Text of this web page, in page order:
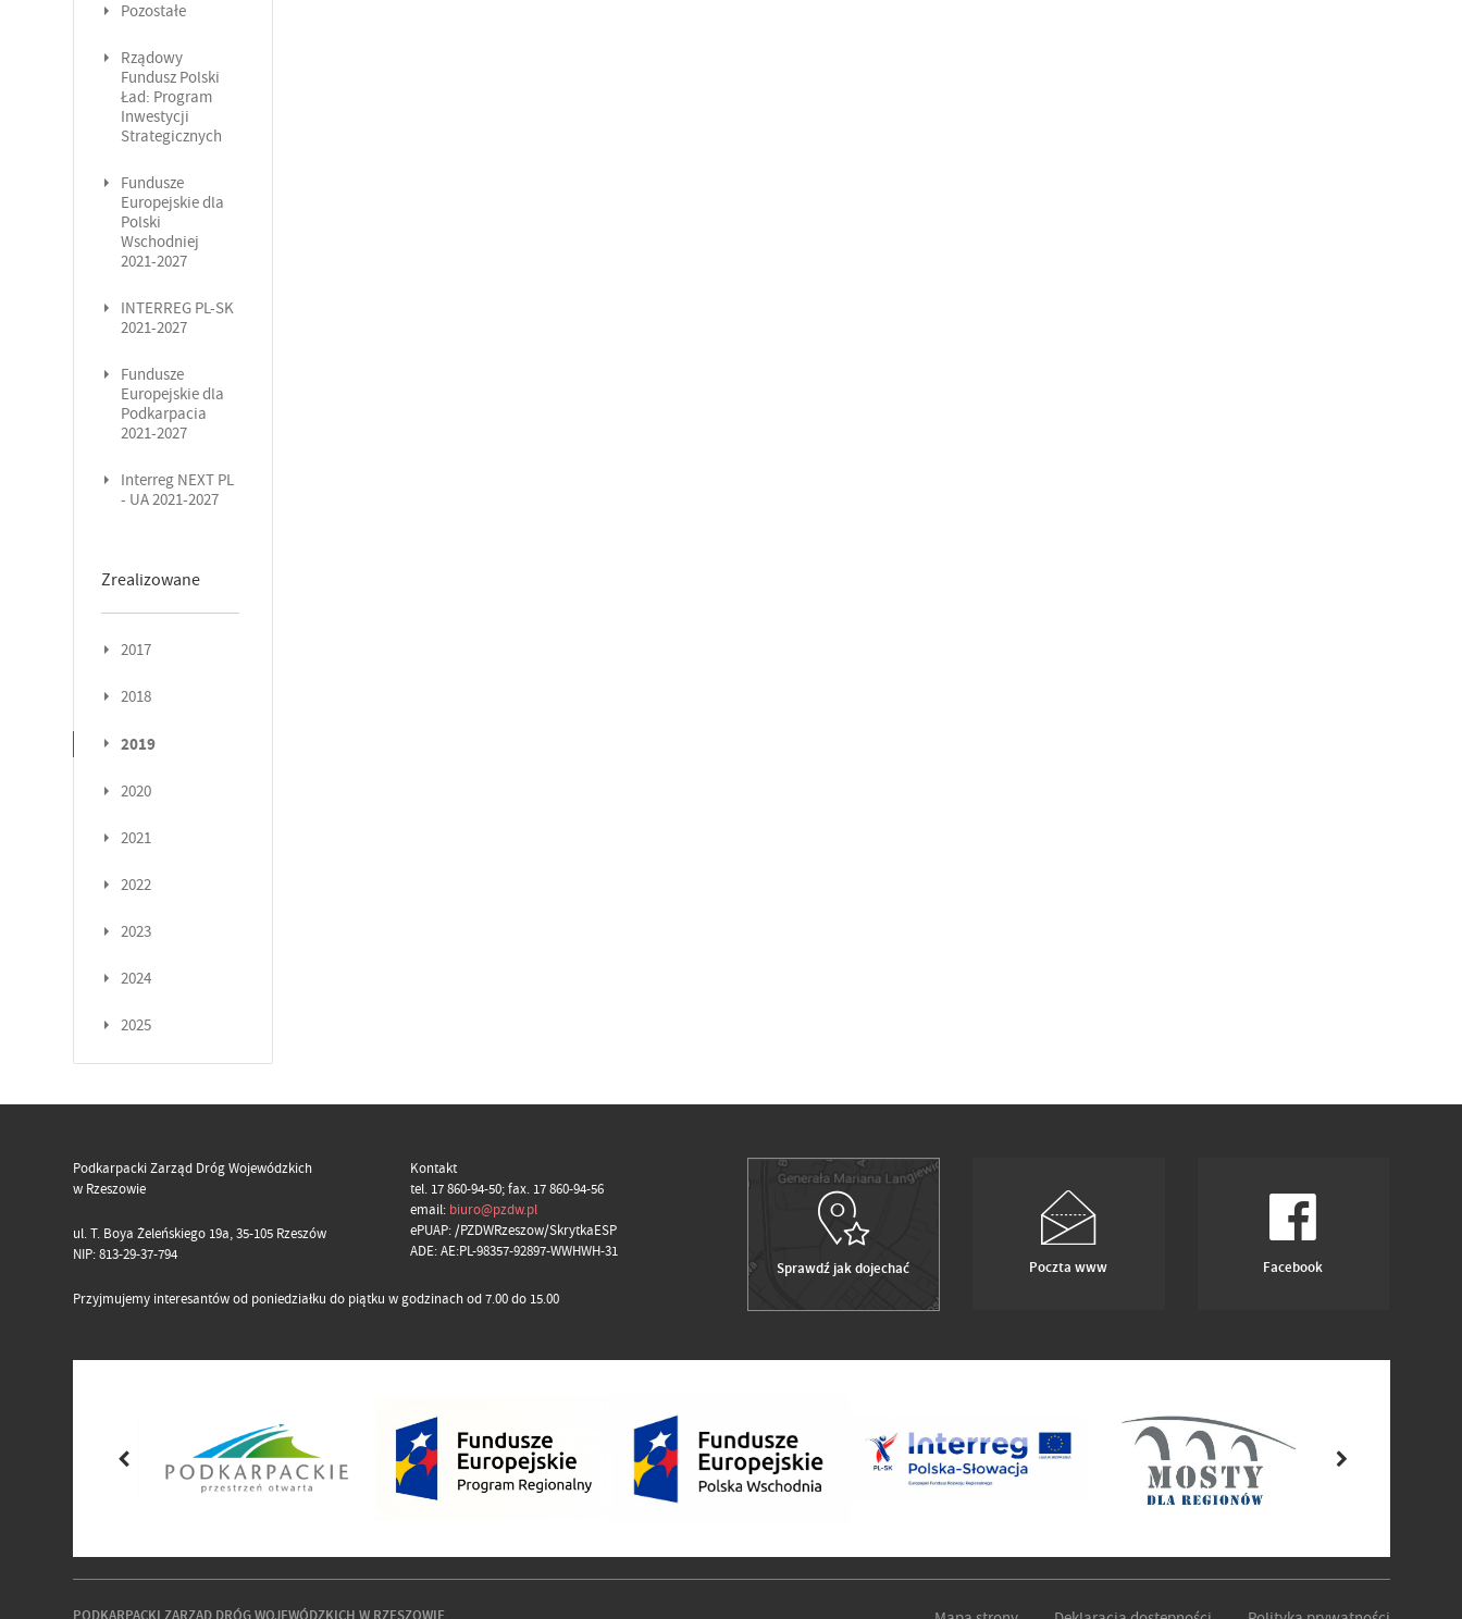
Pozostałe
Rządowy
Fundusz Polski
Ład: Program
Inwestycji
Strategicznych
Fundusze
Europejskie dla
Polski
Wschodniej
2021-2027
INTERREG PL-SK
2021-2027
Fundusze
Europejskie dla
Podkarpacia
2021-2027
Interreg NEXT PL
- UA 2021-2027
Zrealizowane
2017
2018
2019
2020
2021
2022
2023
2024
2025
Podkarpacki Zarząd Dróg Wojewódzkich
w Rzeszowie
ul. T. Boya Żeleńskiego 19a, 35-105 Rzeszów
NIP: 813-29-37-794
Kontakt
tel. 17 860-94-50; fax. 17 860-94-56
email: biuro@pzdw.pl
ePUAP: /PZDWRzeszow/SkrytkaESP
ADE: AE:PL-98357-92897-WWHWH-31
Przyjmujemy interesantów od poniedziałku do piątku w godzinach od 7.00 do 15.00
Sprawdź jak dojechać Poczta www Facebook